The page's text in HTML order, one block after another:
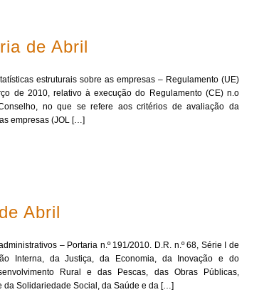
de Abril
estruturais sobre as empresas – Regulamento (UE)
de 2010, relativo à execução do Regulamento (CE) n.o
no que se refere aos critérios de avaliação da
empresas (JOL […]
Abril
– Portaria n.º 191/2010. D.R. n.º 68, Série I de
Interna, da Justiça, da Economia, da Inovação e do
Rural e das Pescas, das Obras Públicas,
da Solidariedade Social, da Saúde e da […]